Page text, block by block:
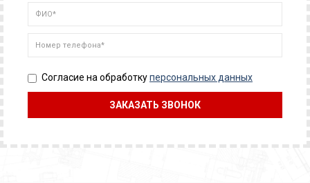
Согласие на обработкуперсональных данных